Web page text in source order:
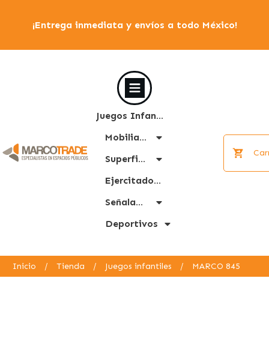
¡Entrega inmediata y envíos a todo México!
Juegos Infantiles
Mobiliario Urbano
Superficies
Ejercitadores
Señalamiento
Deportivos
Inicio / Tienda / Juegos infantiles / MARCO 845